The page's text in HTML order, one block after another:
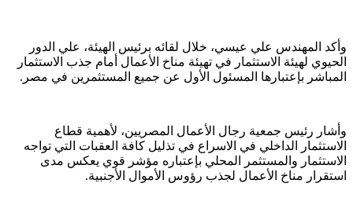
وأكد المهندس علي عيسي، خلال لقائه برئيس الهيئة، علي الدور
الحيوي لهيئة الاستثمار في تهيئة مناخ الأعمال أمام جذب الاستثمار
المباشر بإعتبارها المسئول الأول عن جميع المستثمرين في مصر.
وأشار رئيس جمعية رجال الأعمال المصريين، لأهمية قطاع
الاستثمار الداخلي في الاسراع في تذليل كافة العقبات التي تواجه
الاستثمار والمستثمر المحلي بإعتباره مؤشر قوي يعكس مدى
استقرار مناخ الأعمال لجذب رؤوس الأموال الأجنبية.